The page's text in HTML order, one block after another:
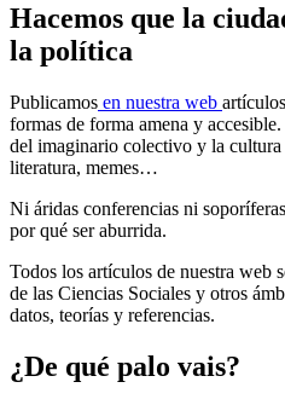
Hacemos que la
la política
Publicamos en nuestra web
formas de forma amena y
del imaginario colectivo y la
literatura, memes…
Ni áridas conferencias ni
por qué ser aburrida.
Todos los artículos de nuestra web
de las Ciencias Sociales y otros
datos, teorías y referencias.
¿De qué palo vais?